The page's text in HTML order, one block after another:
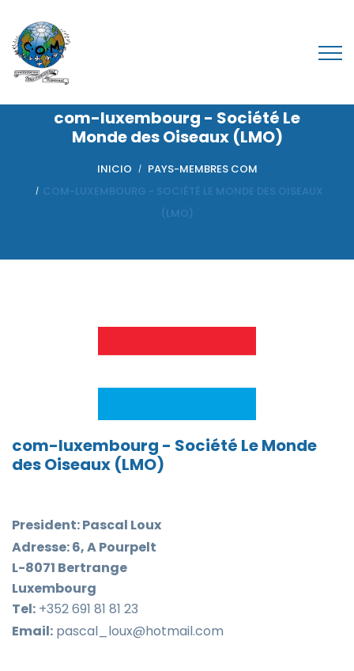
com-luxembourg - Société Le
Monde des Oiseaux (LMO)
INICIO
PAYS-MEMBRES COM
COM-LUXEMBOURG - SOCIÉTÉ LE MONDE DES OISEAUX
(LMO)
com-luxembourg - Société Le Monde
des Oiseaux (LMO)
President: Pascal Loux
Adresse: 6, A Pourpelt
L-8071 Bertrange
Luxembourg
Tel: +352 691 81 81 23
Email: pascal_loux@hotmail.com